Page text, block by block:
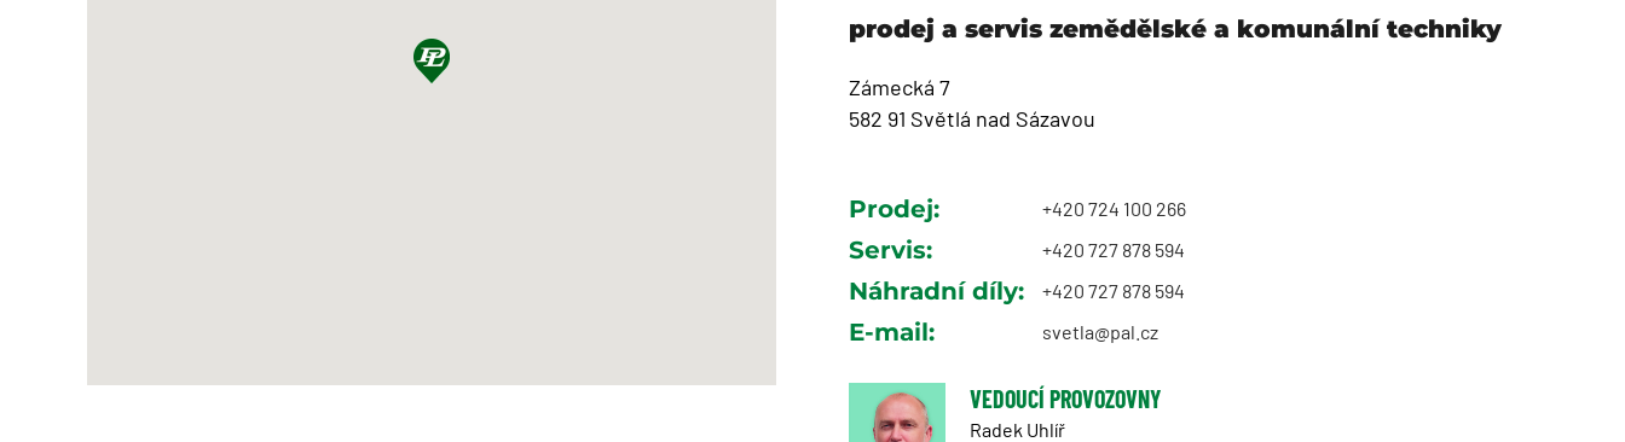
prodej a servis zemědělské a komunální techniky
Zámecká 7
582 91 Světlá nad Sázavou
Prodej: +420 724 100 266
Servis: +420 727 878 594
Náhradní díly: +420 727 878 594
E-mail: svetla@pal.cz
VEDOUCÍ PROVOZOVNY
Radek Uhlíř